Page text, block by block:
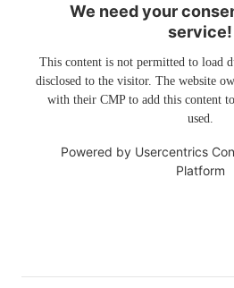
We need your
service!
This content is not permitted to load
disclosed to the visitor. The website
with their CMP to add this content
used.
Powered by Usercentrics
Platform